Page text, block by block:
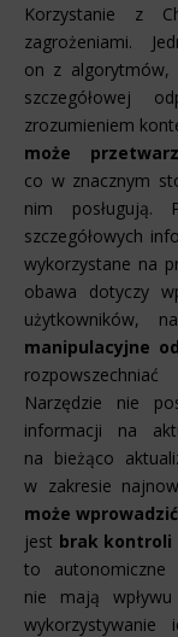
Korzystanie z
zagrożeniami.
on z algorytmów,
szczegółowej
zrozumieniem
może
co w znacznym
nim posługują.
szczegółowych
wykorzystane na
obawa dotyczy
użytkowników,
manipulacyjne
Narzędzie nie
informacji na
na bieżąco
w zakresie
może wprowadzić
jest brak kontroli
to autonomiczne
nie mają